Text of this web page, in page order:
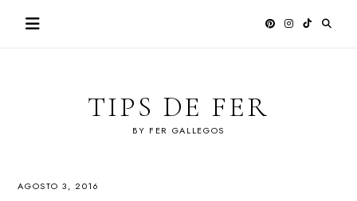
TIPS DE FER
BY FER GALLEGOS
AGOSTO 3, 2016